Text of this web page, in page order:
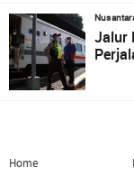
Jalur
Home